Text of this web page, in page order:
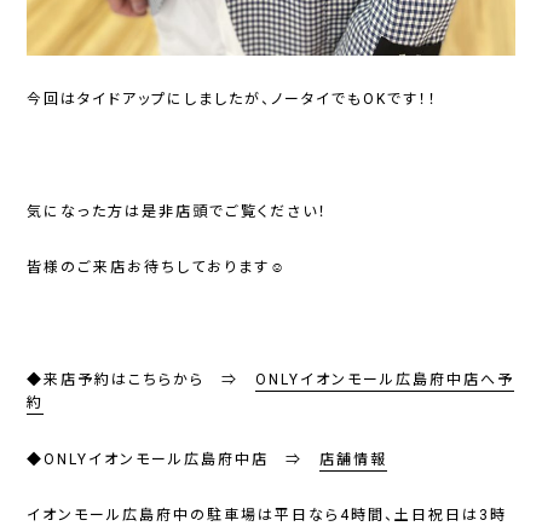
今回はタイドアップにしましたが、ノータイでもOKです！！
気になった方は是非店頭でご覧ください！
皆様のご来店お待ちしております☺
◆来店予約はこちらから ⇒ONLYイオンモール広島府中店へ予
約
◆ONLYイオンモール広島府中店 ⇒ 店舗情報
イオンモール広島府中の駐車場は平日なら4時間、土日祝日は3時